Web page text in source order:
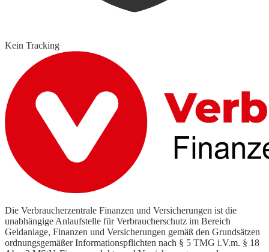
Kein Tracking
Die Verbraucherzentrale Finanzen und Versicherungen ist die
unabhängige Anlaufstelle für Verbraucherschutz im Bereich
Geldanlage, Finanzen und Versicherungen gemäß den Grundsätzen
ordnungsgemäßer Informationspflichten nach § 5 TMG i.V.m. § 18